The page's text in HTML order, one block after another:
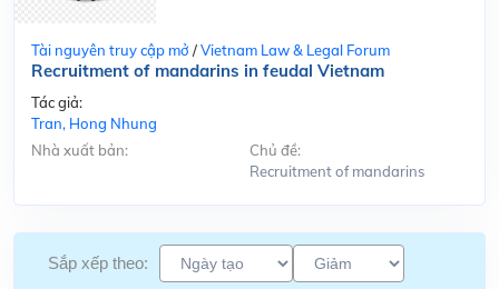
Tài nguyên truy cập mở /Vietnam Law & Legal Forum
Recruitment of mandarins in feudal Vietnam
Tác giả:
Tran, Hong Nhung
Nhà xuất bản:
Chủ đề:
Recruitment of mandarins
Sắp xếp theo: